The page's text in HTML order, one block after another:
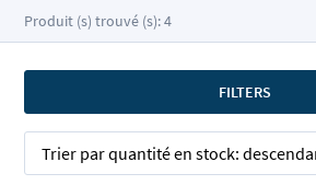
Produit (s) trouvé (s): 4
FILTERS
Trier parquantité en stock: